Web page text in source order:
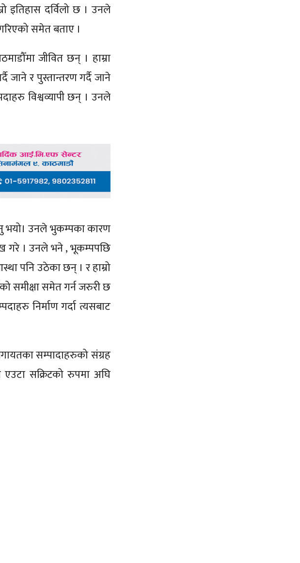
इतिहास दर्विलो छ । उनले
समेत बताए ।
जीवित छन् । हाम्रा
जाने र पुस्तान्तरण गर्दै जाने
विश्वव्यापी छन् । उनले
भयो। उनले भुकम्पका कारण
गरे । उनले भने , भूकम्पपछि
पनि उठेका छन् । र हाम्रो
समीक्षा समेत गर्न जरुरी छ
निर्माण गर्दा त्यसबाट
सम्पादाहरुको संग्रह
एउटा सक्रिटको रुपमा अघि